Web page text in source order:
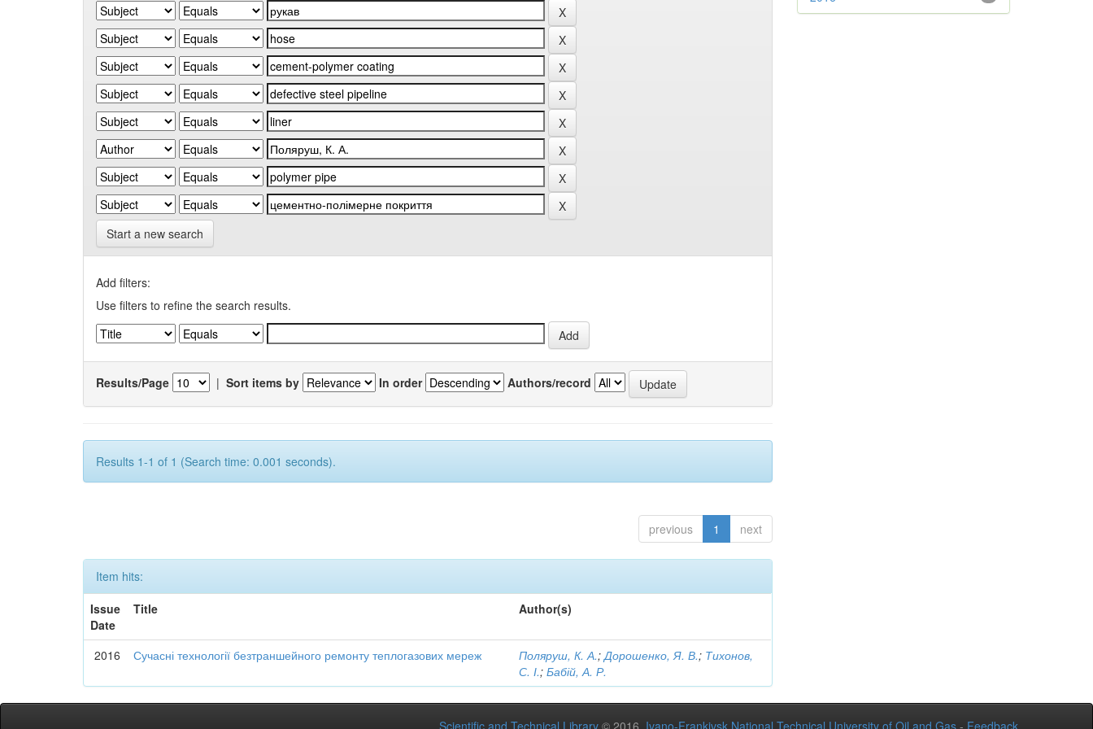
Start a new search
Add filters:
Use filters to refine the search results.
Results/Page | Sort items by In order Authors/record
Results 1-1 of 1 (Search time: 0.001 seconds).
previous 1 next
Item hits:
Issue
Date
Title Author(s)
2016 Сучасні технології безтраншейного ремонту теплогазових мереж Поляруш, К. А.;Дорошенко, Я. В.; Тихонов,
С. І.;Бабій, А. Р.
Scientific and Technical Library © 2016 Ivano-Frankivsk National Technical University of Oil and Gas - Feedback